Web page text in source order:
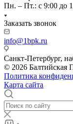
Пн. – Пт.: с 9:00 до
Заказать звонок
info@1bpk.ru
Санкт-Петербург,
© 2026
Политика
Карта сайта